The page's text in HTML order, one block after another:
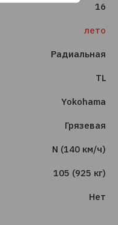
16
лето
Радиальная
TL
Yokohama
Грязевая
N (140 км/ч)
105 (925 кг)
Нет